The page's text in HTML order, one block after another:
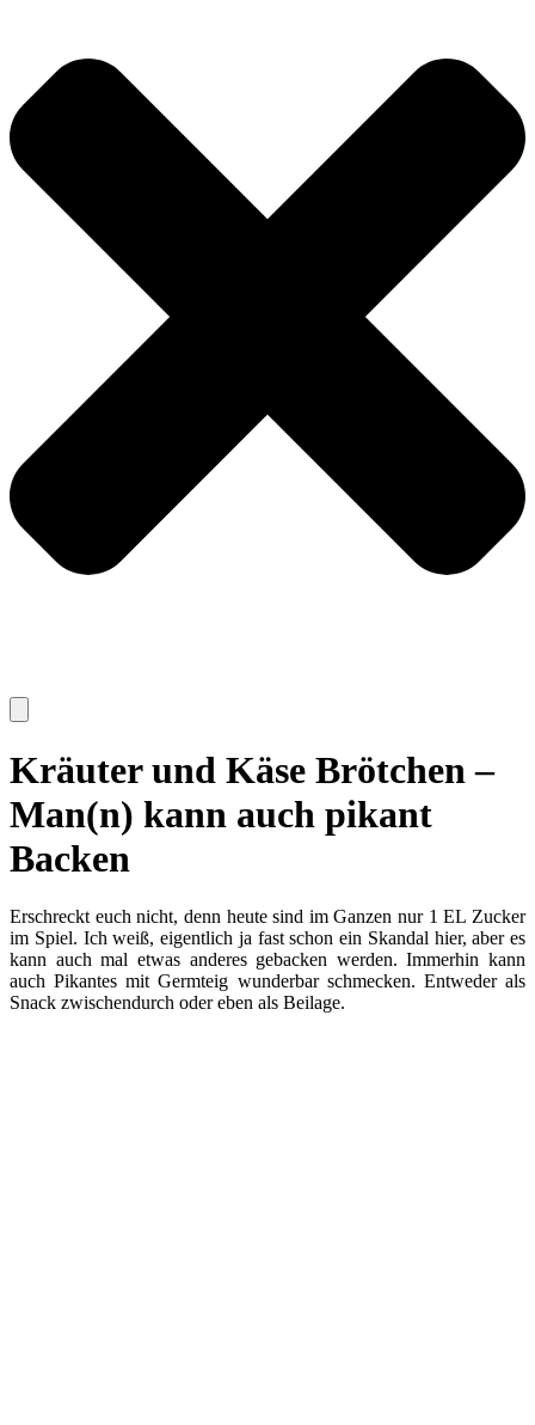
Kräuter und Käse Brötchen –
Man(n) kann auch pikant
Backen
Erschreckt euch nicht, denn heute sind im Ganzen nur 1 EL Zucker
im Spiel. Ich weiß, eigentlich ja fast schon ein Skandal hier, aber es
kann auch mal etwas anderes gebacken werden. Immerhin kann
auch Pikantes mit Germteig wunderbar schmecken. Entweder als
Snack zwischendurch oder eben als Beilage.